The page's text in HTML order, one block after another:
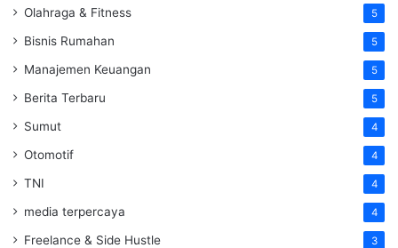
Olahraga & Fitness 5
Bisnis Rumahan 5
Manajemen Keuangan 5
Berita Terbaru 5
Sumut 4
Otomotif 4
TNI 4
media terpercaya 4
Freelance & Side Hustle 3